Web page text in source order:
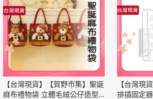
【台灣現貨】【賀野市集】聖誕
麻布禮物袋 立體毛絨公仔造型
【台灣現
排插固定